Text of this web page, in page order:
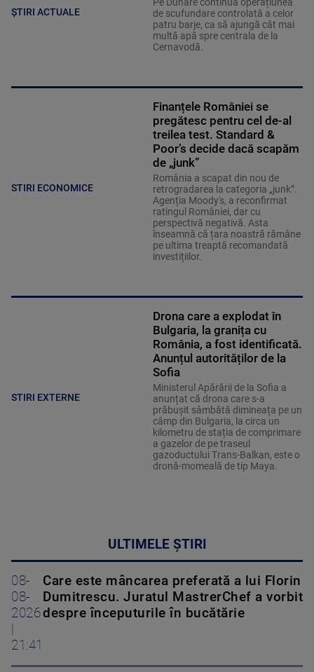
ȘTIRI ACTUALE
de scufundare controlată a celor
patru barje, ca să ajungă cât mai
multă apă spre centrala de la
Cernavodă.
STIRI ECONOMICE
Finanțele României se
pregătesc pentru cel de-al
treilea test. Standard &
Poor’s decide dacă scapăm
de „junk”
România a scapat din nou de
retrogradarea la categoria „junk”.
Agenția Moody's, a reconfirmat
ratingul României, dar cu
perspectivă negativă. Asta
înseamnă că țara noastră rămâne
pe ultima treaptă recomandată
investițiilor.
STIRI EXTERNE
Drona care a explodat în
Bulgaria, la granița cu
România, a fost identificată.
Anunțul autorităților de la
Sofia
Ministerul Apărării de la Sofia a
anunțat că drona care s-a
prăbușit sâmbătă dimineața pe un
câmp din Bulgaria, la circa un
kilometru de stația de comprimare
a gazelor de pe traseul
gazoductului Trans-Balkan, este o
dronă-momeală de tip Maya.
ULTIMELE ȘTIRI
08-
08-
2026
21:41
Care este mâncarea preferată a lui Florin
Dumitrescu. Juratul MastrerChef a vorbit
despre începuturile în bucătărie